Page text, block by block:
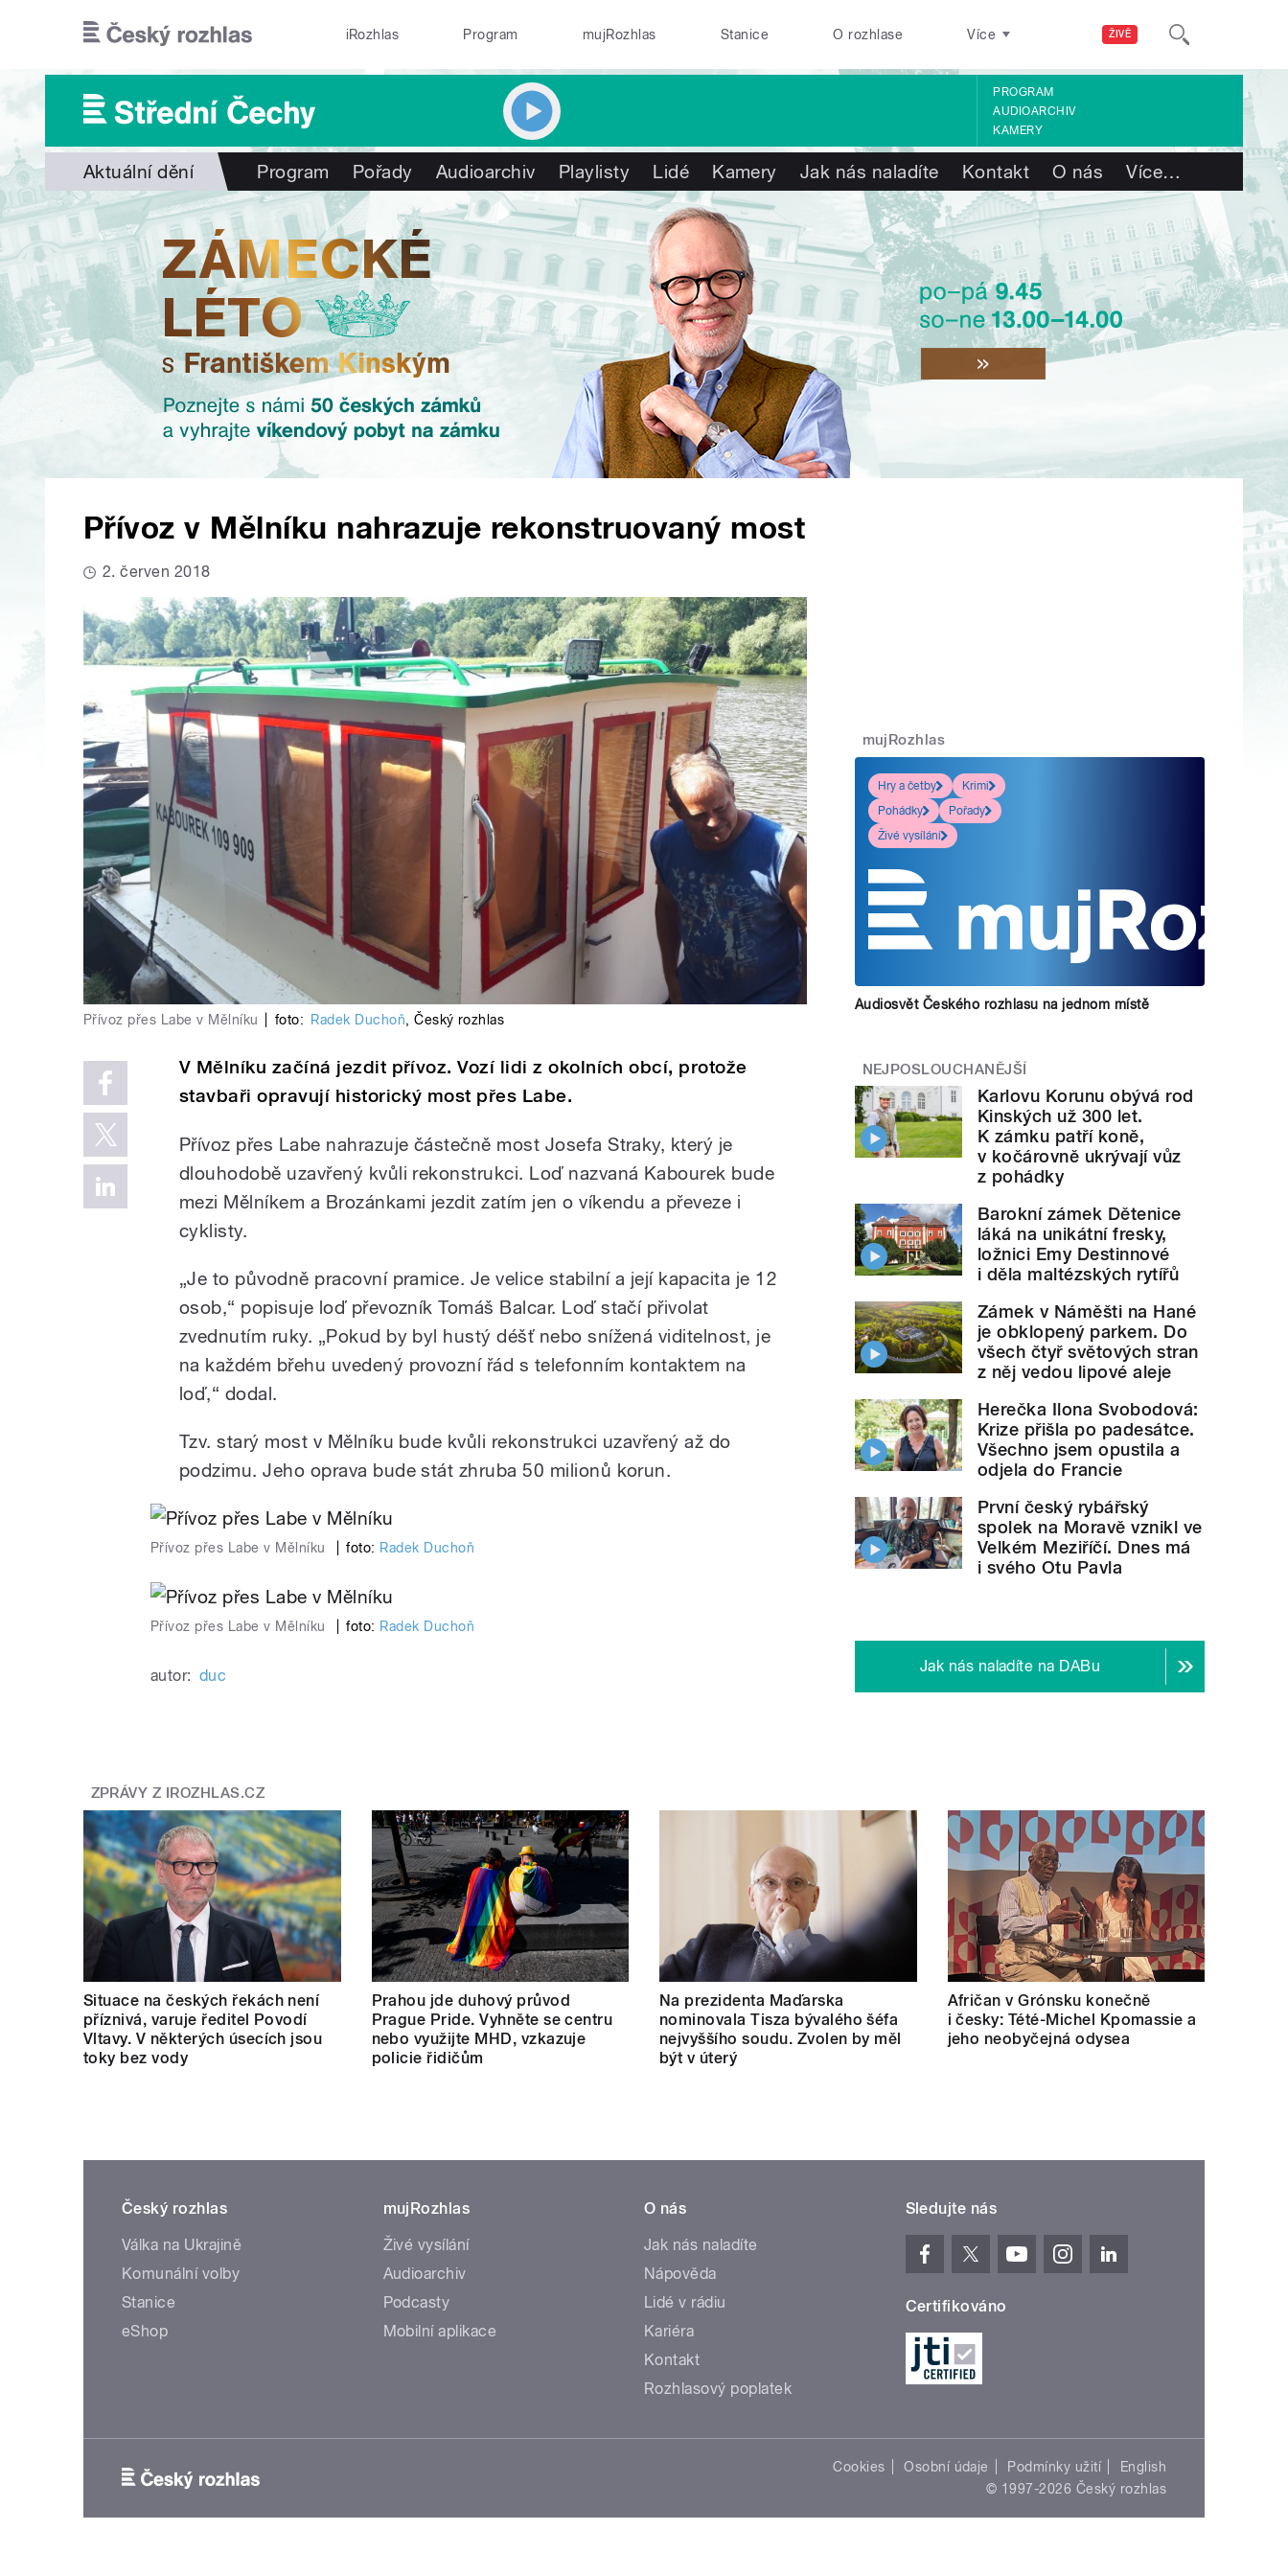
ŽIVĚ
iRozhlas Program mujRozhlas Stanice O rozhlase Více
PROGRAM
AUDIOARCHIV
KAMERY
Aktuální dění Program Pořady Audioarchiv Playlisty Lidé Kamery Jak nás naladíte Kontakt O nás Více…
Přívoz v Mělníku nahrazuje rekonstruovaný most
2. červen 2018
Přívoz přes Labe v Mělníku foto: Radek Duchoň,Český rozhlas
V Mělníku začíná jezdit přívoz. Vozí lidi z okolních obcí, protože
stavbaři opravují historický most přes Labe.
Přívoz přes Labe nahrazuje částečně most Josefa Straky, který je
dlouhodobě uzavřený kvůli rekonstrukci. Loď nazvaná Kabourek bude
mezi Mělníkem a Brozánkami jezdit zatím jen o víkendu a převeze i
cyklisty.
„Je to původně pracovní pramice. Je velice stabilní a její kapacita je 12
osob,“ popisuje loď převozník Tomáš Balcar. Loď stačí přivolat
zvednutím ruky. „Pokud by byl hustý déšť nebo snížená viditelnost, je
na každém břehu uvedený provozní řád s telefonním kontaktem na
loď,“ dodal.
Tzv. starý most v Mělníku bude kvůli rekonstrukci uzavřený až do
podzimu. Jeho oprava bude stát zhruba 50 milionů korun.
Přívoz přes Labe v Mělníku foto: Radek Duchoň
Přívoz přes Labe v Mělníku foto: Radek Duchoň
autor: duc
mujRozhlas
Hry a četby
Krimi
Pohádky
Pořady
Živé vysílání
Audiosvět Českého rozhlasu na jednom místě
NEJPOSLOUCHANĚJŠÍ
Karlovu Korunu obývá rod
Kinských už 300 let.
K zámku patří koně,
v kočárovně ukrývají vůz
z pohádky
Barokní zámek Dětenice
láká na unikátní fresky,
ložnici Emy Destinnové
i děla maltézských rytířů
Zámek v Náměšti na Hané
je obklopený parkem. Do
všech čtyř světových stran
z něj vedou lipové aleje
Herečka Ilona Svobodová:
Krize přišla po padesátce.
Všechno jsem opustila a
odjela do Francie
První český rybářský
spolek na Moravě vznikl ve
Velkém Meziříčí. Dnes má
i svého Otu Pavla
Jak nás naladíte na DABu
ZPRÁVY Z IROZHLAS.CZ
Situace na českých řekách není
příznivá, varuje ředitel Povodí
Vltavy. V některých úsecích jsou
toky bez vody
Prahou jde duhový průvod
Prague Pride. Vyhněte se centru
nebo využijte MHD, vzkazuje
policie řidičům
Na prezidenta Maďarska
nominovala Tisza bývalého šéfa
nejvyššího soudu. Zvolen by měl
být v úterý
Afričan v Grónsku konečně
i česky: Tété-Michel Kpomassie a
jeho neobyčejná odysea
Český rozhlas
Válka na Ukrajině
Komunální volby
Stanice
eShop
mujRozhlas
Živé vysílání
Audioarchiv
Podcasty
Mobilní aplikace
O nás
Jak nás naladíte
Nápověda
Lidé v rádiu
Kariéra
Kontakt
Rozhlasový poplatek
Sledujte nás
Certifikováno
Cookies Osobní údaje Podmínky užití
English
© 1997-2026 Český rozhlas